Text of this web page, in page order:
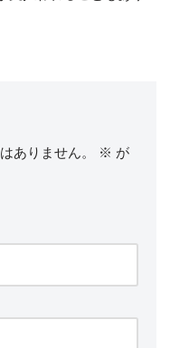
ありません。 ※ が